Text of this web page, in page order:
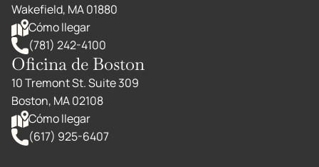
Wakefield, MA 01880
Cómo llegar
(781) 242-4100
Oficina de Boston
10 Tremont St. Suite 309
Boston, MA 02108
Cómo llegar
(617) 925-6407